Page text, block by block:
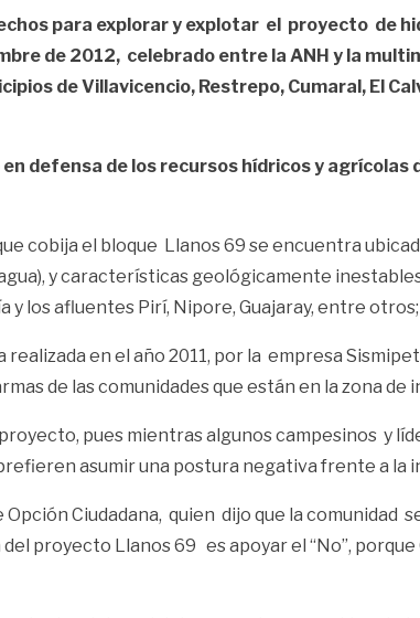
para explorar y explotar el proyecto de
de 2012, celebrado entre la ANH y la
de Villavicencio, Restrepo, Cumaral, El
defensa de los recursos hídricos y agrícolas
cobija el bloque Llanos 69 se encuentra
y características geológicamente
y los afluentes Pirí, Nipore, Guajaray, entre
en el año 2011, por la empresa
de las comunidades que están en la zona de
pues mientras algunos campesinos y
asumir una postura negativa frente a la
Ciudadana, quien dijo que la
proyecto Llanos 69 es apoyar el “No”,